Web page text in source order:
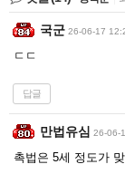
국군 26-06-17
ㄷㄷ
답글
만법유심 26-06-
촉법은 5세 정도가